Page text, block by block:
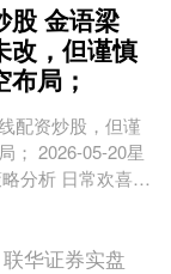
股 金语梁
改，但谨慎
局；
配资炒股，但谨
； 2026-05-20星
分析 日常欢喜，
慢慢爱你； 不早
联华证券实盘